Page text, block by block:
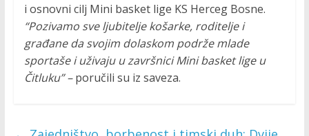
i osnovni cilj Mini basket lige KS Herceg Bosne.
“Pozivamo sve ljubitelje košarke, roditelje i
građane da svojim dolaskom podrže mlade
sportaše i uživaju u završnici Mini basket lige u
Čitluku” –poručili su iz saveza.